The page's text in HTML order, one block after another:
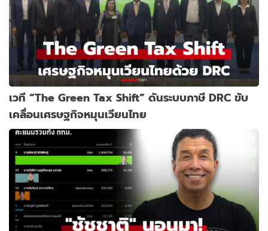
เวที “The Green Tax Shift” ดันระบบภาษี DRC ขับ
เคลื่อนเศรษฐกิจหมุนเวียนไทย